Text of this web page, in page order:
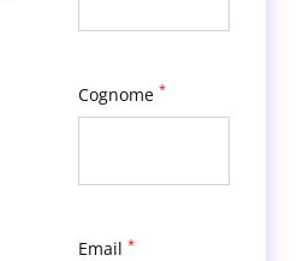
Cognome*
Email*